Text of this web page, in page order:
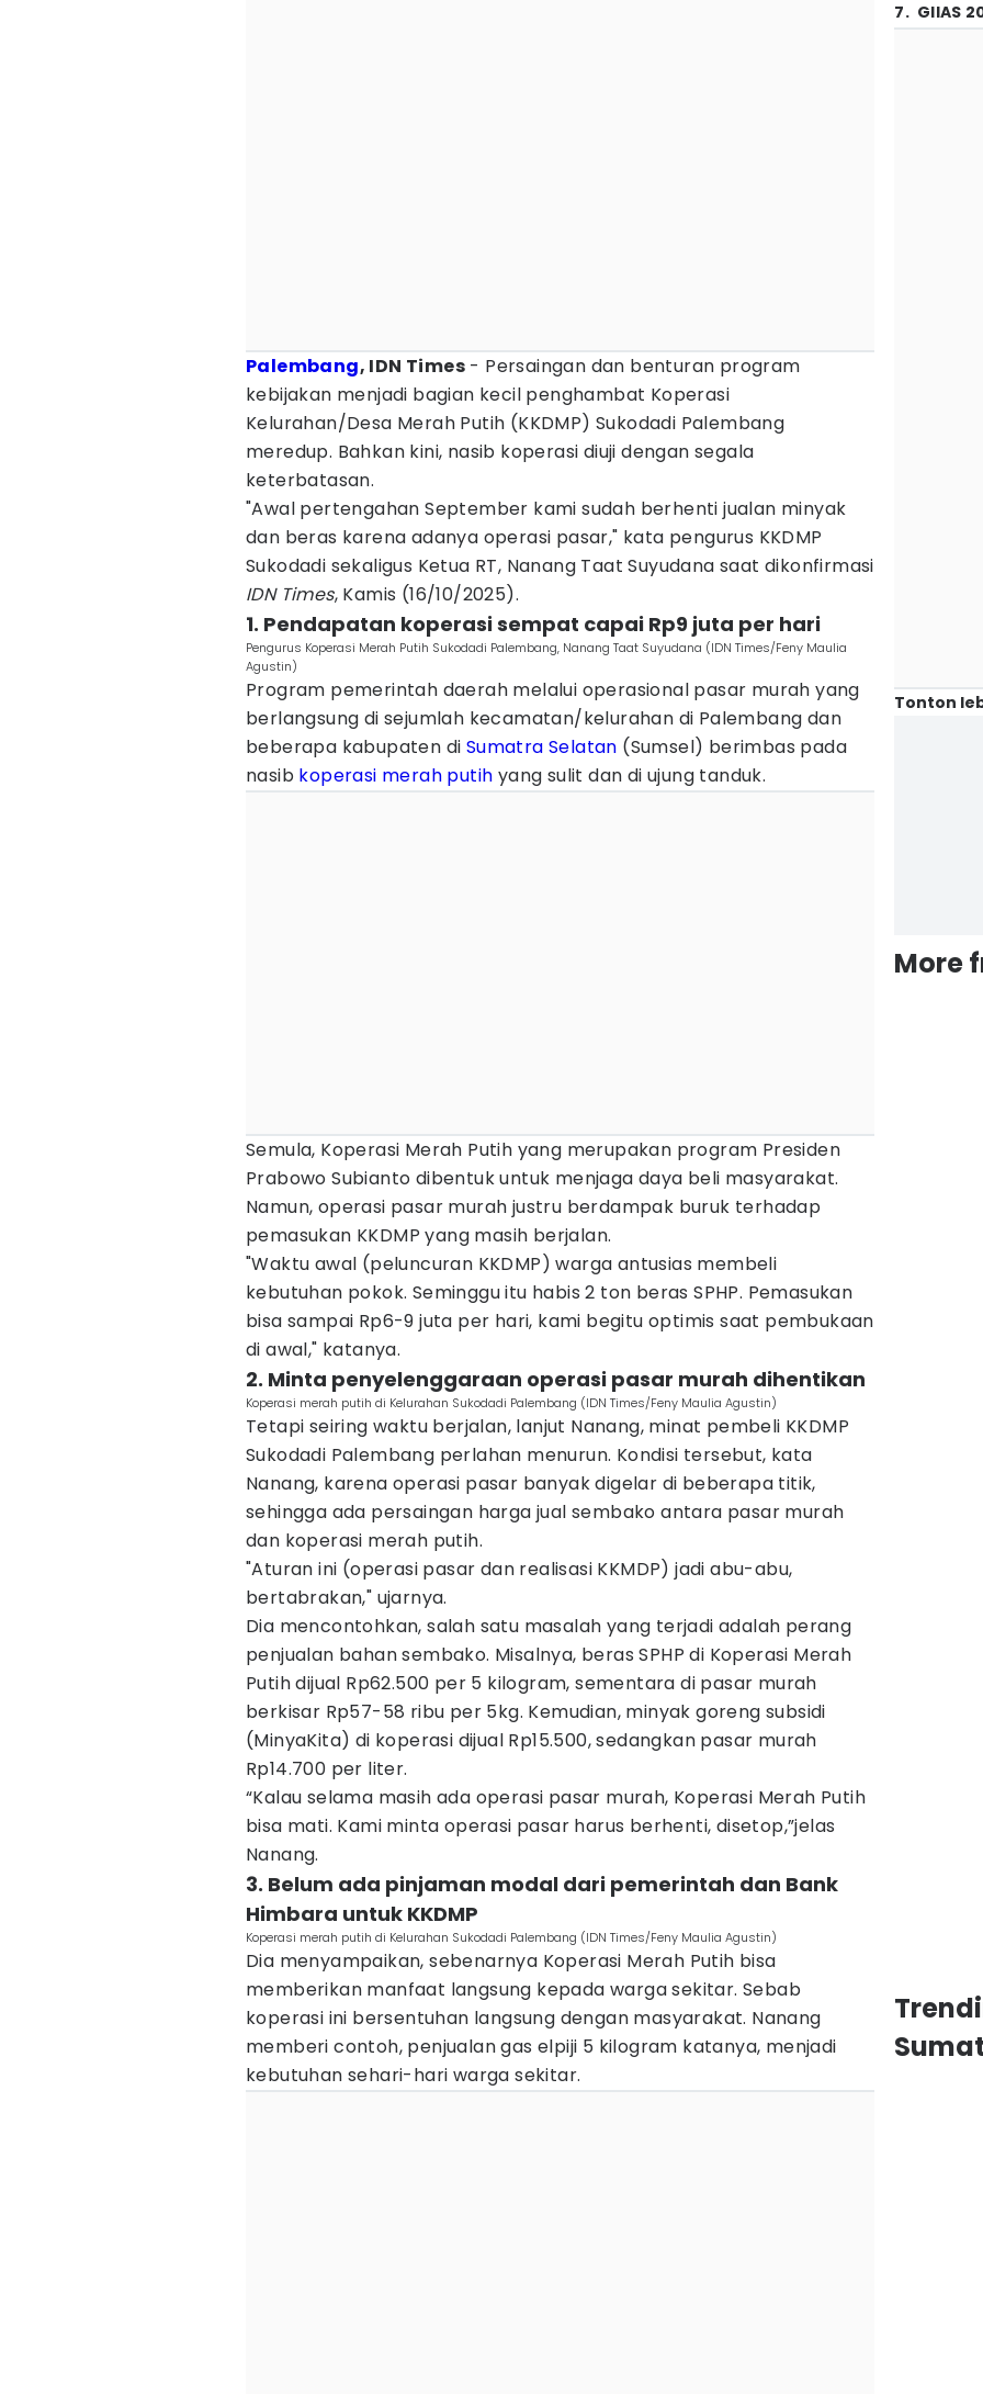
Palembang, IDN Times - Persaingan dan benturan program
kebijakan menjadi bagian kecil penghambat Koperasi
Kelurahan/Desa Merah Putih (KKDMP) Sukodadi Palembang
meredup. Bahkan kini, nasib koperasi diuji dengan segala
keterbatasan.
"Awal pertengahan September kami sudah berhenti jualan minyak
dan beras karena adanya operasi pasar," kata pengurus KKDMP
Sukodadi sekaligus Ketua RT, Nanang Taat Suyudana saat dikonfirmasi
IDN Times, Kamis (16/10/2025).
1. Pendapatan koperasi sempat capai Rp9 juta per hari
Pengurus Koperasi Merah Putih Sukodadi Palembang, Nanang Taat Suyudana (IDN Times/Feny Maulia
Agustin)
Program pemerintah daerah melalui operasional pasar murah yang
berlangsung di sejumlah kecamatan/kelurahan di Palembang dan
beberapa kabupaten di Sumatra Selatan (Sumsel) berimbas pada
nasib koperasi merah putih yang sulit dan di ujung tanduk.
Semula, Koperasi Merah Putih yang merupakan program Presiden
Prabowo Subianto dibentuk untuk menjaga daya beli masyarakat.
Namun, operasi pasar murah justru berdampak buruk terhadap
pemasukan KKDMP yang masih berjalan.
"Waktu awal (peluncuran KKDMP) warga antusias membeli
kebutuhan pokok. Seminggu itu habis 2 ton beras SPHP. Pemasukan
bisa sampai Rp6-9 juta per hari, kami begitu optimis saat pembukaan
di awal," katanya.
2. Minta penyelenggaraan operasi pasar murah dihentikan
Koperasi merah putih di Kelurahan Sukodadi Palembang (IDN Times/Feny Maulia Agustin)
Tetapi seiring waktu berjalan, lanjut Nanang, minat pembeli KKDMP
Sukodadi Palembang perlahan menurun. Kondisi tersebut, kata
Nanang, karena operasi pasar banyak digelar di beberapa titik,
sehingga ada persaingan harga jual sembako antara pasar murah
dan koperasi merah putih.
"Aturan ini (operasi pasar dan realisasi KKMDP) jadi abu-abu,
bertabrakan," ujarnya.
Dia mencontohkan, salah satu masalah yang terjadi adalah perang
penjualan bahan sembako. Misalnya, beras SPHP di Koperasi Merah
Putih dijual Rp62.500 per 5 kilogram, sementara di pasar murah
berkisar Rp57-58 ribu per 5kg. Kemudian, minyak goreng subsidi
(MinyaKita) di koperasi dijual Rp15.500, sedangkan pasar murah
Rp14.700 per liter.
“Kalau selama masih ada operasi pasar murah, Koperasi Merah Putih
bisa mati. Kami minta operasi pasar harus berhenti, disetop,”jelas
Nanang.
3. Belum ada pinjaman modal dari pemerintah dan Bank
Himbara untuk KKDMP
Koperasi merah putih di Kelurahan Sukodadi Palembang (IDN Times/Feny Maulia Agustin)
Dia menyampaikan, sebenarnya Koperasi Merah Putih bisa
memberikan manfaat langsung kepada warga sekitar. Sebab
koperasi ini bersentuhan langsung dengan masyarakat. Nanang
memberi contoh, penjualan gas elpiji 5 kilogram katanya, menjadi
kebutuhan sehari-hari warga sekitar.
7. GIIAS
Tonton
More